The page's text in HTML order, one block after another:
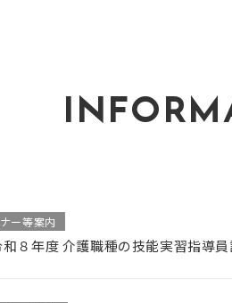
ー等案内
和８年度 介護職種の技能実習指導